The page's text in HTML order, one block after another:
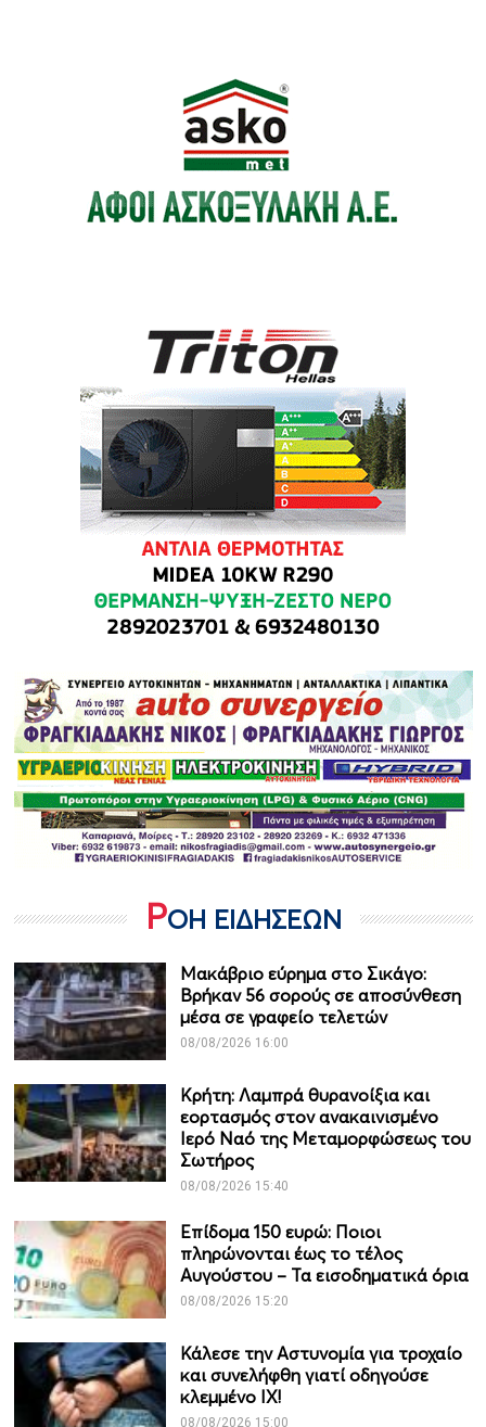
ΡΟΗ ΕΙΔΗΣΕΩΝ
Μακάβριο εύρημα στο Σικάγο:
Βρήκαν 56 σορούς σε αποσύνθεση
μέσα σε γραφείο τελετών
08/08/2026 16:00
Κρήτη: Λαμπρά θυρανοίξια και
εορτασμός στον ανακαινισμένο
Ιερό Ναό της Μεταμορφώσεως του
Σωτήρος
08/08/2026 15:40
Επίδομα 150 ευρώ: Ποιοι
πληρώνονται έως το τέλος
Αυγούστου – Τα εισοδηματικά όρια
08/08/2026 15:20
Κάλεσε την Αστυνομία για τροχαίο
και συνελήφθη γιατί οδηγούσε
κλεμμένο ΙΧ!
08/08/2026 15:00